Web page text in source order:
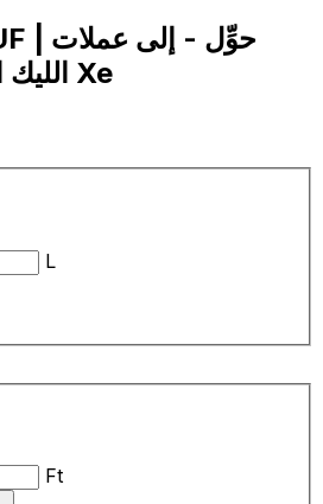
الليك الألباني | إكس إي Xe
L
Ft